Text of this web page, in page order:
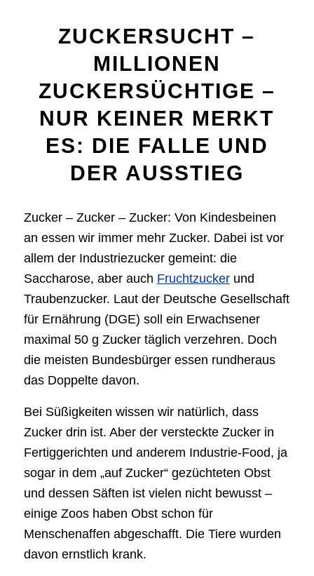
ZUCKERSUCHT –
MILLIONEN
ZUCKERSÜCHTIGE –
NUR KEINER MERKT
ES: DIE FALLE UND
DER AUSSTIEG
Zucker – Zucker – Zucker: Von Kindesbeinen
an essen wir immer mehr Zucker. Dabei ist vor
allem der Industriezucker gemeint: die
Saccharose, aber auch Fruchtzuckerund
Traubenzucker. Laut der Deutsche Gesellschaft
für Ernährung (DGE) soll ein Erwachsener
maximal 50 g Zucker täglich verzehren. Doch
die meisten Bundesbürger essen rundheraus
das Doppelte davon.
Bei Süßigkeiten wissen wir natürlich, dass
Zucker drin ist. Aber der versteckte Zucker in
Fertiggerichten und anderem Industrie-Food, ja
sogar in dem „auf Zucker“ gezüchteten Obst
und dessen Säften ist vielen nicht bewusst –
einige Zoos haben Obst schon für
Menschenaffen abgeschafft. Die Tiere wurden
davon ernstlich krank.